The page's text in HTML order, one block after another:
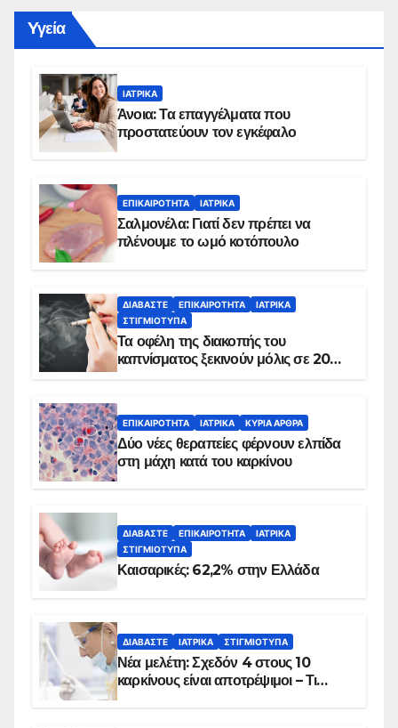
Yγεία
ΙΑΤΡΙΚΆ
Άνοια: Τα επαγγέλματα που
προστατεύουν τον εγκέφαλο
ΕΠΙΚΑΙΡΌΤΗΤΑ ΙΑΤΡΙΚΆ
Σαλμονέλα: Γιατί δεν πρέπει να
πλένουμε το ωμό κοτόπουλο
ΔΙΑΒΆΣΤΕ ΕΠΙΚΑΙΡΌΤΗΤΑ
ΙΑΤΡΙΚΆ
ΣΤΙΓΜΙΌΤΥΠΑ
Τα οφέλη της διακοπής του
καπνίσματος ξεκινούν μόλις σε 20
ΕΠΙΚΑΙΡΌΤΗΤΑ ΙΑΤΡΙΚΆ ΚΥΡΙΑ ΑΡΘΡΑ
Δύο νέες θεραπείες φέρνουν ελπίδα
στη μάχη κατά του καρκίνου
ΔΙΑΒΆΣΤΕ ΕΠΙΚΑΙΡΌΤΗΤΑ
ΙΑΤΡΙΚΆ
ΣΤΙΓΜΙΌΤΥΠΑ
Καισαρικές: 62,2% στην Ελλάδα
ΔΙΑΒΆΣΤΕ ΙΑΤΡΙΚΆ ΣΤΙΓΜΙΌΤΥΠΑ
Νέα μελέτη: Σχεδόν 4 στους 10
καρκίνους είναι αποτρέψιμοι – Τι